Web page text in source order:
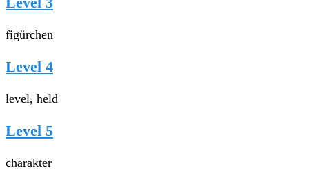
figürchen
Level 4
level, held
Level 5
charakter